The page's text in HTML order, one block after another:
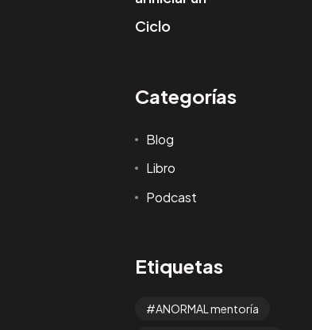
Categorías
Blog
Libro
Podcast
Etiquetas
ANORMAL mentoría